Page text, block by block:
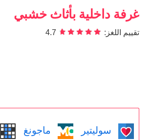
غرفة داخلية بأثاث خشبي
تقييم اللغز: 4.7
سوليتير ماجونغ